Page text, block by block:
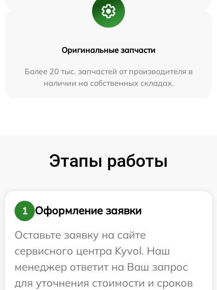
Оригинальные запчасти
Более 20 тыс. запчастей от производителя в
наличии на собственных складах.
Этапы работы
1
Оформление заявки
Оставьте заявку на сайте
сервисного центра Kyvol. Наш
менеджер ответит на Ваш запрос
для уточнения стоимости и сроков